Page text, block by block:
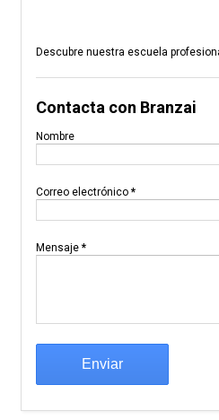
Descubre nuestra escuela
Contacta con Branzai
Nombre
Correo electrónico *
Mensaje *